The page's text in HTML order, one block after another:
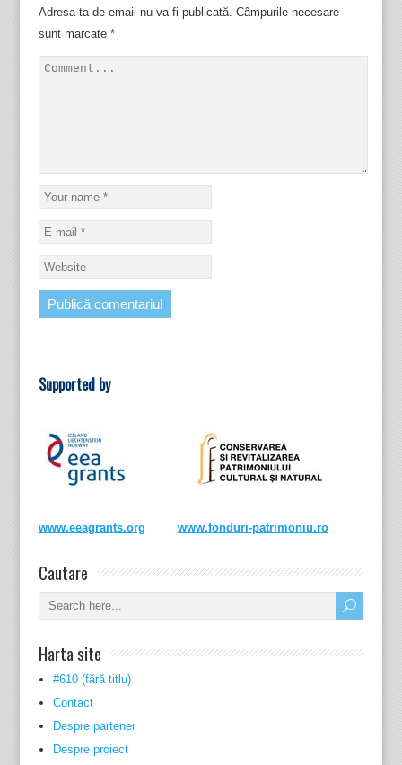
Adresa ta de email nu va fi publicată. Câmpurile necesare
sunt marcate *
Supported by
www.eeagrants.org www.fonduri-patrimoniu.ro
Cautare
Harta site
#610 (fără titlu)
Contact
Despre partener
Despre proiect